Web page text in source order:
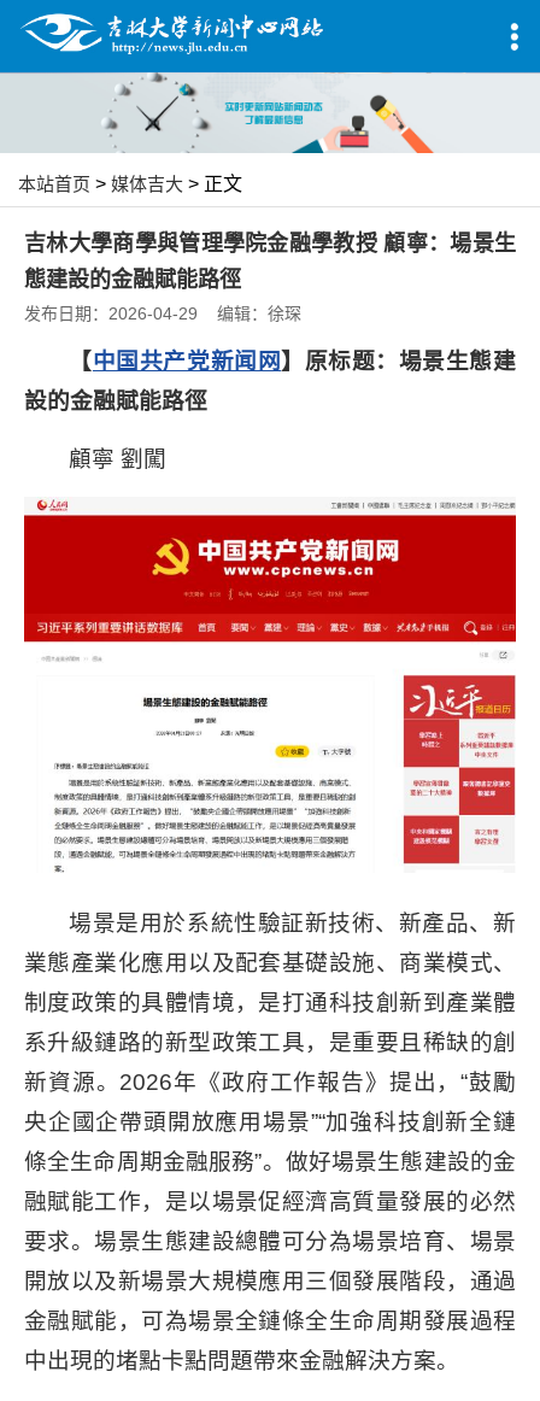
本站首页 > 媒体吉大 > 正文
吉林大學商學與管理學院金融學教授 顧寧：場景生
態建設的金融賦能路徑
发布日期：2026-04-29 编辑：徐琛
【中国共产党新闻网 】原标题：場景生態建
設的金融賦能路徑
顧寧 劉闖
場景是用於系統性驗証新技術、新產品、新
業態產業化應用以及配套基礎設施、商業模式、
制度政策的具體情境，是打通科技創新到產業體
系升級鏈路的新型政策工具，是重要且稀缺的創
新資源。2026年《政府工作報告》提出，“鼓勵
央企國企帶頭開放應用場景”“加強科技創新全鏈
條全生命周期金融服務”。做好場景生態建設的金
融賦能工作，是以場景促經濟高質量發展的必然
要求。場景生態建設總體可分為場景培育、場景
開放以及新場景大規模應用三個發展階段，通過
金融賦能，可為場景全鏈條全生命周期發展過程
中出現的堵點卡點問題帶來金融解決方案。